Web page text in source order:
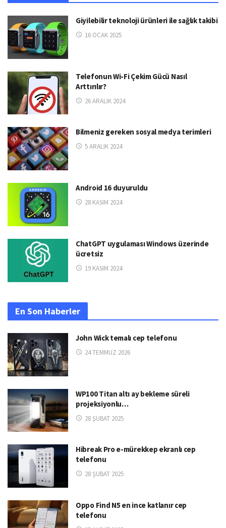
Giyilebilir teknoloji ürünleri ile sağlık takibi
16 OCAK 2025
Telefonun Wi-Fi Çekim Gücü Nasıl
Arttırılır?
26 ARALIK 2024
Bilmeniz gereken sosyal medya terimleri
5 ARALIK 2024
Android 16 duyuruldu
28 KASIM 2024
ChatGPT uygulaması Windows üzerinde
ücretsiz
19 KASIM 2024
En Son Haberler
John Wick temalı cep telefonu
24 TEMMUZ 2026
WP100 Titan altı ay bekleme süreli
projeksiyonlu…
28 ŞUBAT 2025
Hibreak Pro e-mürekkep ekranlı cep
telefonu
28 ŞUBAT 2025
Oppo Find N5 en ince katlanır cep
telefonu